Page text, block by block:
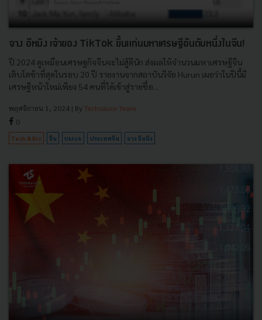
จาง อีหมิง เจ้าของ TikTok ขึ้นแท่นมหาเศรษฐีอันดับหนึ่งในจีน!
ปี 2024 ดูเหมือนเศรษฐกิจจีนจะไม่สู้ดีนัก ส่งผลให้จำนวนมหาเศรษฐีจีน
เติบโตช้าที่สุดในรอบ 20 ปี รายงานจากสถาบันวิจัย Hurun เผยว่าในปีนี้มี
เศรษฐีหน้าใหม่เพียง 54 คนที่ได้เข้าสู่รายชื่อ...
พฤศจิกายน 1, 2024 | By Techsauce Team
0
Tech & Biz จีน tiktok ประเทศจีน จาง อีหมิง